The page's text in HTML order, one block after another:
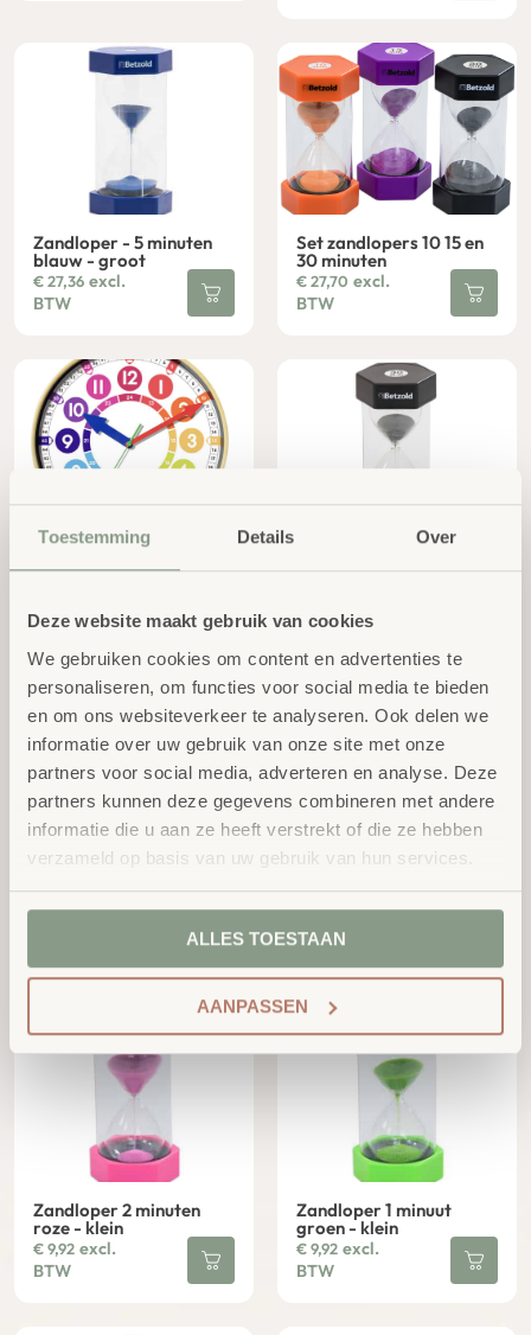
Toestemming Details Over
Deze website maakt gebruik van cookies
We gebruiken cookies om content en advertenties te
personaliseren, om functies voor social media te bieden
en om ons websiteverkeer te analyseren. Ook delen we
informatie over uw gebruik van onze site met onze
partners voor social media, adverteren en analyse. Deze
partners kunnen deze gegevens combineren met andere
informatie die u aan ze heeft verstrekt of die ze hebben
verzameld op basis van uw gebruik van hun services.
ALLES TOESTAAN
AANPASSEN
Zandloper - 5 minuten
blauw - groot
€27,36 excl.
BTW
Set zandlopers 10 15 en
30 minuten
€27,70 excl.
BTW
met Kleurblokken (30
€29,95 excl.
zwart - klein
BTW
Zandloper - 3 minuten
geel - groot
Zandloper - 1 minuut
groen - groot
€27,36
Zandloper 2 minuten
roze - klein
€9,92 excl.
BTW
Zandloper 1 minuut
groen - klein
€9,92 excl.
BTW